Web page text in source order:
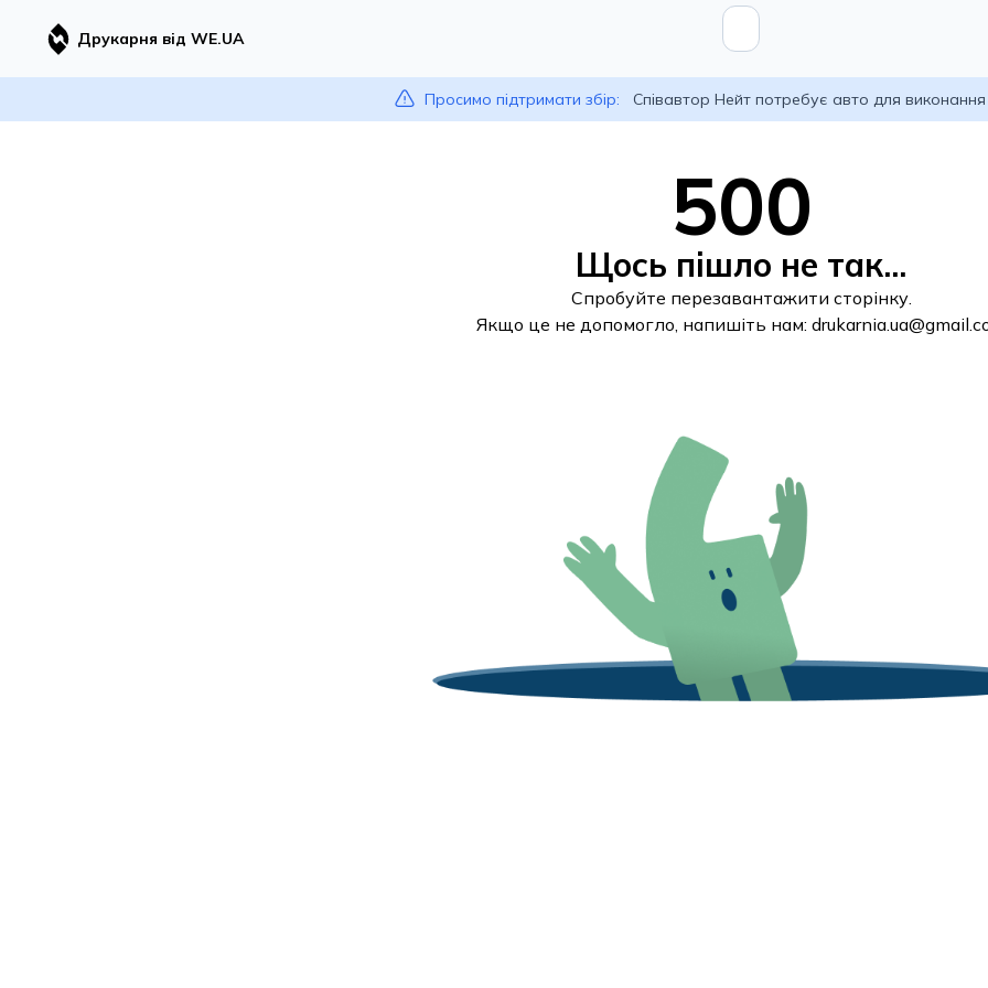
Друкарня від WE.UA
Просимо підтримати збір: Співавтор Нейт потребує авто для
500
Щось пішло не так...
Спробуйте перезавантажити сторінку.
Якщо це не допомогло, напишіть нам: